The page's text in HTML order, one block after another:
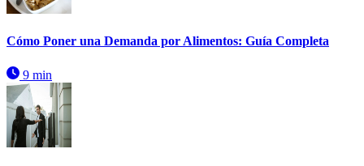
Cómo Poner una Demanda por Alimentos: Guía Completa
9 min